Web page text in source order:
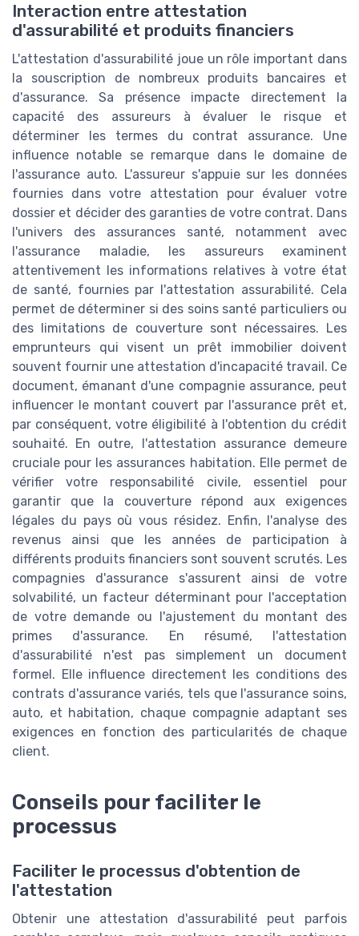
Interaction entre attestation
d'assurabilité et produits financiers
L'attestation d'assurabilité joue un rôle important dans
la souscription de nombreux produits bancaires et
d'assurance. Sa présence impacte directement la
capacité des assureurs à évaluer le risque et
déterminer les termes du contrat assurance. Une
influence notable se remarque dans le domaine de
l'assurance auto. L'assureur s'appuie sur les données
fournies dans votre attestation pour évaluer votre
dossier et décider des garanties de votre contrat. Dans
l'univers des assurances santé, notamment avec
l'assurance maladie, les assureurs examinent
attentivement les informations relatives à votre état
de santé, fournies par l'attestation assurabilité. Cela
permet de déterminer si des soins santé particuliers ou
des limitations de couverture sont nécessaires. Les
emprunteurs qui visent un prêt immobilier doivent
souvent fournir une attestation d'incapacité travail. Ce
document, émanant d'une compagnie assurance, peut
influencer le montant couvert par l'assurance prêt et,
par conséquent, votre éligibilité à l'obtention du crédit
souhaité. En outre, l'attestation assurance demeure
cruciale pour les assurances habitation. Elle permet de
vérifier votre responsabilité civile, essentiel pour
garantir que la couverture répond aux exigences
légales du pays où vous résidez. Enfin, l'analyse des
revenus ainsi que les années de participation à
différents produits financiers sont souvent scrutés. Les
compagnies d'assurance s'assurent ainsi de votre
solvabilité, un facteur déterminant pour l'acceptation
de votre demande ou l'ajustement du montant des
primes d'assurance. En résumé, l'attestation
d'assurabilité n'est pas simplement un document
formel. Elle influence directement les conditions des
contrats d'assurance variés, tels que l'assurance soins,
auto, et habitation, chaque compagnie adaptant ses
exigences en fonction des particularités de chaque
client.
Conseils pour faciliter le
processus
Faciliter le processus d'obtention de
l'attestation
Obtenir une attestation d'assurabilité peut parfois